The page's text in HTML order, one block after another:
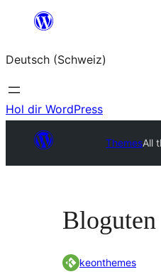
springen
Deutsch (Schweiz)
Hol dir WordPress
ThemesAll
Bloguten
keonthemes